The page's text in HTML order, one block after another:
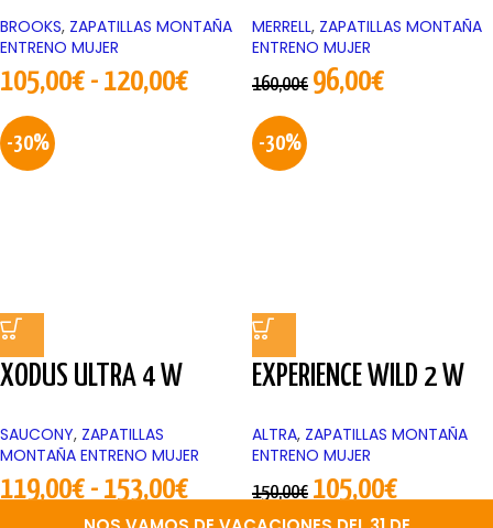
BROOKS, ZAPATILLAS MONTAÑA
ENTRENO MUJER
105,00€ - 120,00€
MERRELL, ZAPATILLAS MONTAÑA
ENTRENO MUJER
160,00€ 96,00€
-30%
XODUS ULTRA 4 W
SAUCONY, ZAPATILLAS
MONTAÑA ENTRENO MUJER
119,00€ - 153,00€
-30%
EXPERIENCE WILD 2 W
ALTRA, ZAPATILLAS MONTAÑA
ENTRENO MUJER
150,00€ 105,00€